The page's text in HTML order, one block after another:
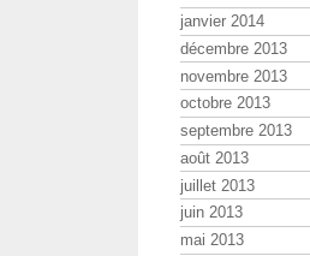
janvier 2014
décembre 2013
novembre 2013
octobre 2013
septembre 2013
août 2013
juillet 2013
juin 2013
mai 2013